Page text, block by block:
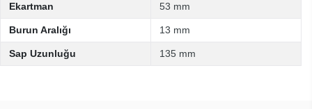
Ekartman 53 mm
Burun Aralığı 13 mm
Sap Uzunluğu 135 mm